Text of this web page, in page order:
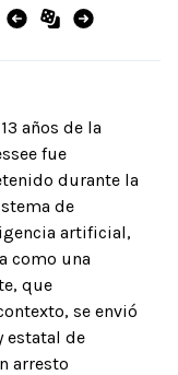
años de la
fue
durante la
de
artificial,
como una
que
se envió
estatal de
arresto